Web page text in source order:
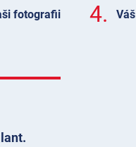
fotografii 4.